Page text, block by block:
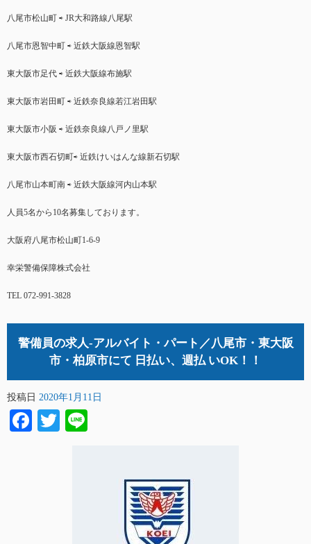
八尾市松山町 ⇨ JR大和路線八尾駅
八尾市恩智中町 ⇨ 近鉄大阪線恩智駅
東大阪市足代 ⇨ 近鉄大阪線布施駅
東大阪市岩田町 ⇨ 近鉄奈良線若江岩田駅
東大阪市小阪 ⇨ 近鉄奈良線八戸ノ里駅
東大阪市西石切町⇨ 近鉄けいはんな線新石切駅
八尾市山本町南 ⇨ 近鉄大阪線河内山本駅
人員5名から10名募集しております。
大阪府八尾市松山町1-6-9
幸栄警備保障株式会社
TEL 072-991-3828
警備員の求人-アルバイト・パート／八尾市・東大阪
市・柏原市にて 日払い、週払 いOK！！
投稿日 2020年1月11日
Facebook
Twitter